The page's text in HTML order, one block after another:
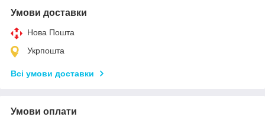
Умови доставки
Нова Пошта
Укрпошта
Всі умови доставки
Умови оплати